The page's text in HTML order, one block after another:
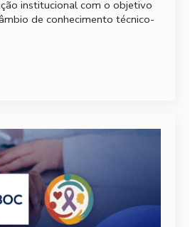
institucional com o objetivo
de conhecimento técnico-